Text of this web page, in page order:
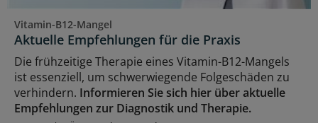
Vitamin-B12-Mangel
Aktuelle Empfehlungen für die Praxis
Die frühzeitige Therapie eines Vitamin-B12-Mangels
ist essenziell, um schwerwiegende Folgeschäden zu
verhindern. Informieren Sie sich hier über aktuelle
Empfehlungen zur Diagnostik und Therapie.